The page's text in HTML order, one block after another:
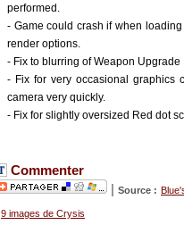
performed.
- Game could crash if when
render options.
- Fix to blurring of Weapon
- Fix for very occasional graphics
camera very quickly.
- Fix for slightly oversized Red dot
Commenter
Source :
9 images de Crysis